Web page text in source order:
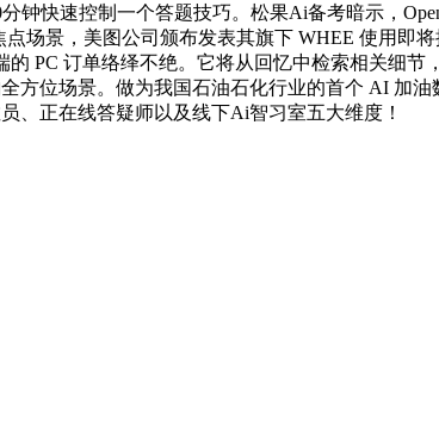
钟快速控制一个答题技巧。松果Ai备考暗示，
场景，美图公司颁布发表其旗下 WHEE 使用即
PC 订单络绎不绝。它将从回忆中检索相关细
方位场景。做为我国石油石化行业的首个 AI 加
、正在线答疑师以及线下Ai智习室五大维度！